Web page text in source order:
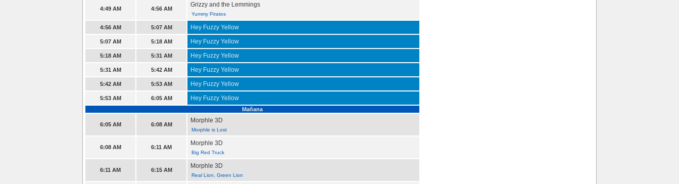
4:49 AM 4:56 AM
Grizzy and the Lemmings
Yummy Pirates
4:56 AM 5:07 AM Hey Fuzzy Yellow
5:07 AM 5:18 AM Hey Fuzzy Yellow
5:18 AM 5:31 AM Hey Fuzzy Yellow
5:31 AM 5:42 AM Hey Fuzzy Yellow
5:42 AM 5:53 AM Hey Fuzzy Yellow
5:53 AM 6:05 AM Hey Fuzzy Yellow
Mañana
6:05 AM 6:08 AM
Morphle 3D
Morphle is Lost
6:08 AM 6:11 AM
Morphle 3D
Big Red Truck
6:11 AM 6:15 AM
Morphle 3D
Real Lion, Green Lion